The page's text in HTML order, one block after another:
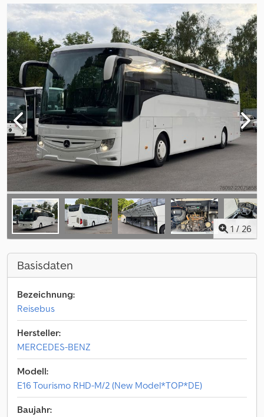
1 / 26
Basisdaten
Bezeichnung:
Reisebus
Hersteller:
MERCEDES-BENZ
Modell:
E16 Tourismo RHD-M/2 (New Model*TOP*DE)
Baujahr: